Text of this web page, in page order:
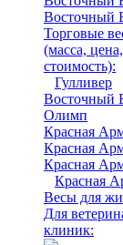
Восточный
Торговые
(масса, цена,
стоимость):
Гулливер
Восточный
Олимп
Красная
Красная
Красная
Красная
Весы для
Для
клиник: